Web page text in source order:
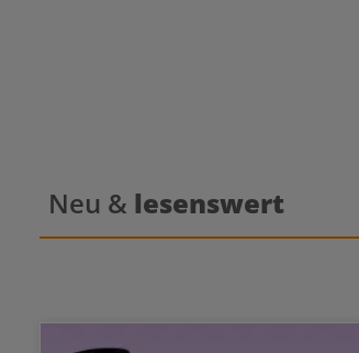
Neu & lesenswert